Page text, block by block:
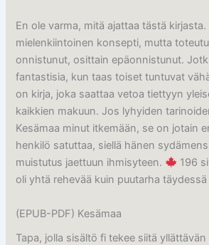
En ole varma, mitä ajattaa tästä kirjasta.
mielenkiintoinen konsepti, mutta
onnistunut, osittain epäonnistunut.
fantastisia, kun taas toiset tuntuvat
on kirja, joka saattaa vetoa tiettyyn
kaikkien makuun. Jos lyhyiden
Kesämaa minut itkemään, se on jotain
henkilö satuttaa, siellä hänen
muistutus jaettuun ihmisyteen.
196
oli yhtä rehevää kuin puutarha
(EPUB-PDF) Kesämaa
Tapa, jolla sisältö fi tekee siitä